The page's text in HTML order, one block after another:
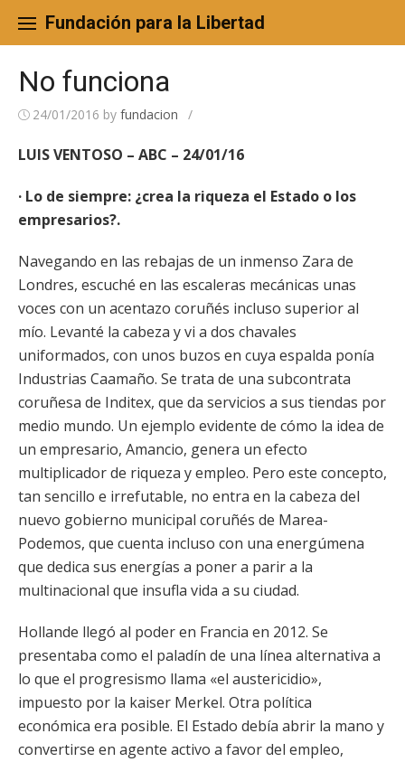
content
Fundación para la Libertad
No funciona
24/01/2016 by fundacion /
LUIS VENTOSO – ABC – 24/01/16
· Lo de siempre: ¿crea la riqueza el Estado o los
empresarios?.
Navegando en las rebajas de un inmenso Zara de
Londres, escuché en las escaleras mecánicas unas
voces con un acentazo coruñés incluso superior al
mío. Levanté la cabeza y vi a dos chavales
uniformados, con unos buzos en cuya espalda ponía
Industrias Caamaño. Se trata de una subcontrata
coruñesa de Inditex, que da servicios a sus tiendas por
medio mundo. Un ejemplo evidente de cómo la idea de
un empresario, Amancio, genera un efecto
multiplicador de riqueza y empleo. Pero este concepto,
tan sencillo e irrefutable, no entra en la cabeza del
nuevo gobierno municipal coruñés de Marea-
Podemos, que cuenta incluso con una energúmena
que dedica sus energías a poner a parir a la
multinacional que insufla vida a su ciudad.
Hollande llegó al poder en Francia en 2012. Se
presentaba como el paladín de una línea alternativa a
lo que el progresismo llama «el austericidio»,
impuesto por la kaiser Merkel. Otra política
económica era posible. El Estado debía abrir la mano y
convertirse en agente activo a favor del empleo,